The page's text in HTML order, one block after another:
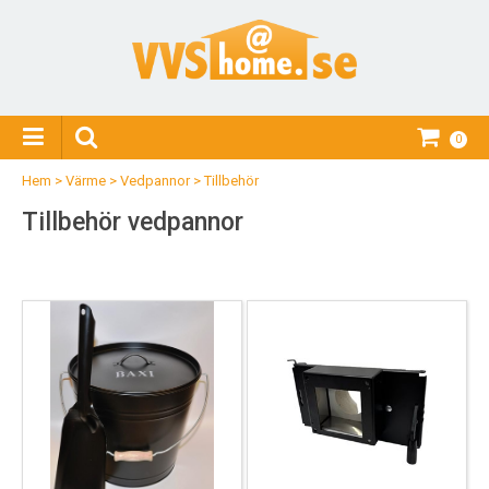
0
Hem > Värme > Vedpannor>Tillbehör
Tillbehör vedpannor